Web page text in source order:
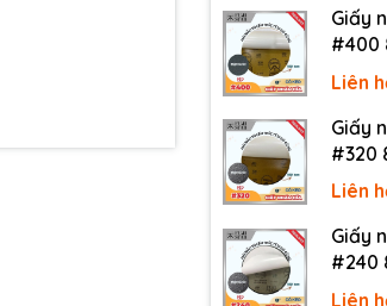
Giấy
#400
keo
Liên
Giấy
#320
keo
Liên
Giấy
#240
Liên